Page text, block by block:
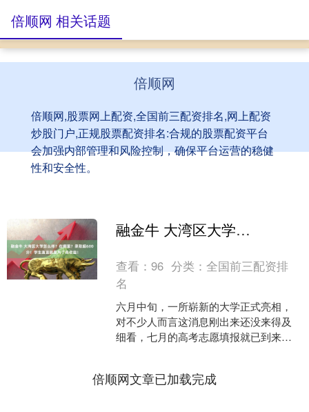
倍顺网
倍顺网,股票网上配资,全国前三配资排名,网上配资
炒股门户,正规股票配资排名:合规的股票配资平台
会加强内部管理和风险控制，确保平台运营的稳健
性和安全性。
倍顺网 相关话题
融金牛 大湾区大学怎么样？在哪里？录取超600分！学生直言就是为了高收益！
查看：96 分类：全国前三配资排
名
六月中旬，一所崭新的大学正式亮相，
对不少人而言这消息刚出来还没来得及
细看，七月的高考志愿填报就已到来。
倍顺网文章已加载完成